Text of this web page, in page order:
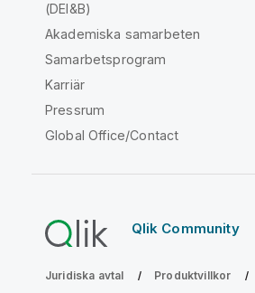
(DEI&B)
Akademiska samarbeten
Samarbetsprogram
Karriär
Pressrum
Global Office/Contact
Qlik Community
Juridiska avtal Produktvillkor